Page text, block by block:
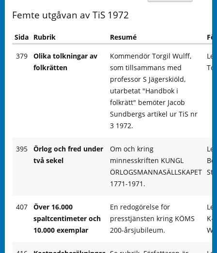
Femte utgåvan av TiS 1972
Sida Rubrik Resumé
379
Olika tolkningar av
folkrätten
Kommendör Torgil Wulff,
som tillsammans med
professor S Jägerskiöld,
utarbetat "Handbok i
folkrätt" bemöter Jacob
Sundbergs artikel ur TiS nr
3 1972.
395
Örlog och fred under
två sekel
Om och kring
minnesskriften KUNGL
ÖRLOGSMANNASÄLLSKAPET
1771-1971.
407
Över 16.000
spaltcentimeter och
10.000 exemplar
En redogörelse för
presstjänsten kring KÖMS
200-årsjubileum.
K-E